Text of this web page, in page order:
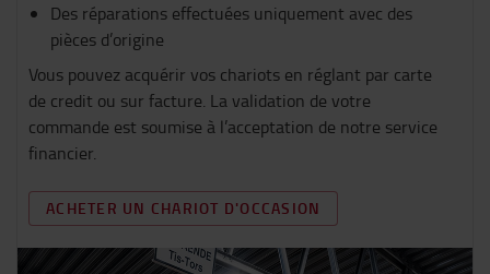
Des réparations effectuées uniquement avec des
pièces d’origine
Vous pouvez acquérir vos chariots en réglant par carte
de credit ou sur facture. La validation de votre
commande est soumise à l’acceptation de notre service
financier.
ACHETER UN CHARIOT D'OCCASION